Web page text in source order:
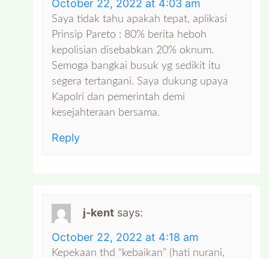
October 22, 2022 at 4:03 am
Saya tidak tahu apakah tepat, aplikasi
Prinsip Pareto : 80% berita heboh
kepolisian disebabkan 20% oknum.
Semoga bangkai busuk yg sedikit itu
segera tertangani. Saya dukung upaya
Kapolri dan pemerintah demi
kesejahteraan bersama.
Reply
j-kent says:
October 22, 2022 at 4:18 am
Kepekaan thd “kebaikan” (hati nurani,